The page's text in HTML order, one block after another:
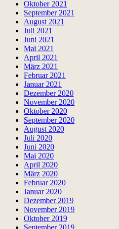
Oktober 2021
September 2021
August 2021
Juli 2021
Juni 2021
Mai 2021
April 2021
März 2021
Februar 2021
Januar 2021
Dezember 2020
November 2020
Oktober 2020
September 2020
August 2020
Juli 2020
Juni 2020
Mai 2020
April 2020
März 2020
Februar 2020
Januar 2020
Dezember 2019
November 2019
Oktober 2019